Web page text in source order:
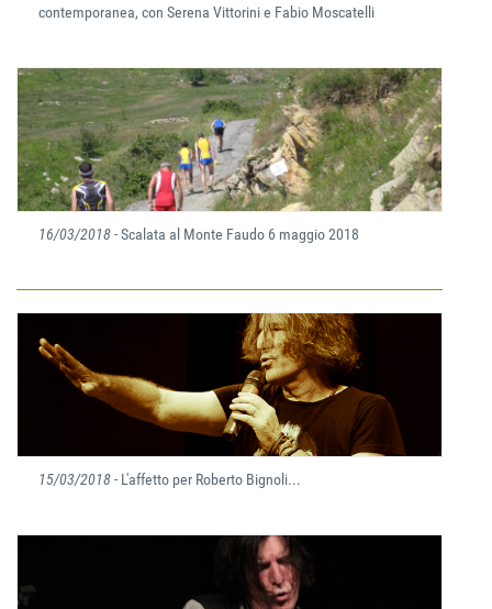
contemporanea, con Serena Vittorini e Fabio Moscatelli
16/03/2018- Scalata al Monte Faudo 6 maggio 2018
15/03/2018- L'affetto per Roberto Bignoli...